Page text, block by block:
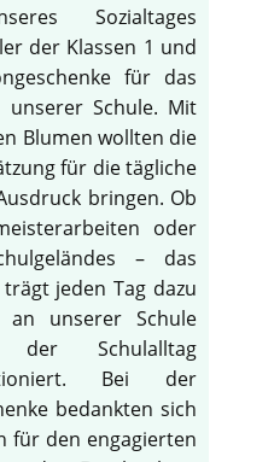
Sozialtages
der Klassen 1 und
für das
unserer Schule. Mit
Blumen wollten die
für die tägliche
bringen. Ob
oder
– das
jeden Tag dazu
unserer Schule
der Schulalltag
Bei der
bedankten sich
für den engagierten